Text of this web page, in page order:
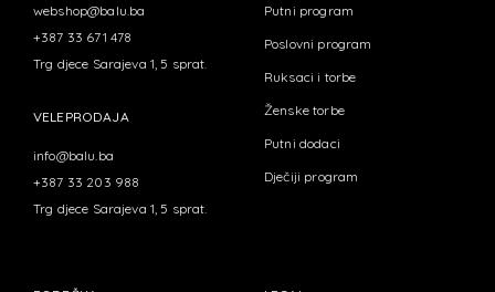
webshop@balu.ba
+387 33 671 478
Trg djece Sarajeva 1, 5 sprat.
VELEPRODAJA
info@balu.ba
+387 33 203 988
Trg djece Sarajeva 1, 5 sprat.
Putni program
Poslovni program
Ruksaci i torbe
Ženske torbe
Putni dodaci
Dječiji program